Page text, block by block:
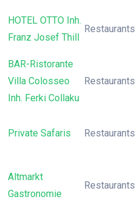
HOTEL OTTO Inh.
Franz Josef Thill
Restaurants
BAR-Ristorante
Villa Colosseo
Inh. Ferki Collaku
Restaurants
Private Safaris Restaurants
Altmarkt
Gastronomie
Restaurants